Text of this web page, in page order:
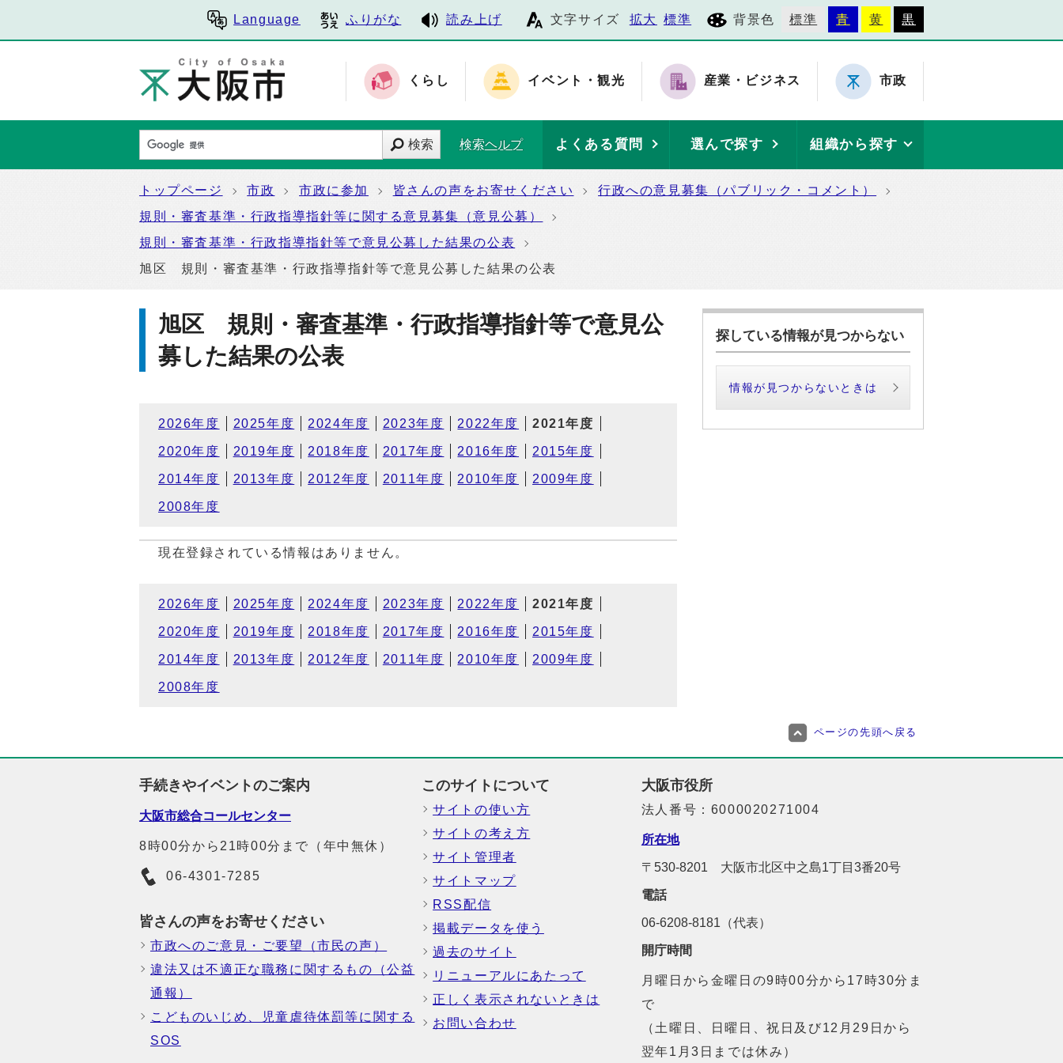
Language ふりがな 読み上げ 文字サイズ 拡大 標準 背景色 標準 青 黄 黒
くらし イベント・観光 産業・ビジネス 市政
検索 検索ヘルプ よくある質問 選んで探す 組織から探す
トップページ 市政 市政に参加 皆さんの声をお寄せください
行政への意見募集（パブリック・コメント）
規則・審査基準・行政指導指針等に関する意見募集（意見公募）
規則・審査基準・行政指導指針等で意見公募した結果の公表
旭区 規則・審査基準・行政指導指針等で意見公募した結果の公表
旭区 規則・審査基準・行政指導指針等で意見公
募した結果の公表
2026年度 2025年度 2024年度 2023年度 2022年度 2021年度
2020年度 2019年度 2018年度 2017年度 2016年度 2015年度
2014年度 2013年度 2012年度 2011年度 2010年度 2009年度
2008年度
現在登録されている情報はありません。
2026年度 2025年度 2024年度 2023年度 2022年度 2021年度
2020年度 2019年度 2018年度 2017年度 2016年度 2015年度
2014年度 2013年度 2012年度 2011年度 2010年度 2009年度
2008年度
探している情報が見つからない
情報が見つからないときは
ページの先頭へ戻る
手続きやイベントのご案内
大阪市総合コールセンター
8時00分から21時00分まで（年中無休）
06-4301-7285
皆さんの声をお寄せください
市政へのご意見・ご要望（市民の声）
違法又は不適正な職務に関するもの（公益
通報）
こどものいじめ、児童虐待体罰等に関する
SOS
このサイトについて
サイトの使い方
サイトの考え方
サイト管理者
サイトマップ
RSS配信
掲載データを使う
過去のサイト
リニューアルにあたって
正しく表示されないときは
お問い合わせ
大阪市役所
法人番号：6000020271004
所在地
〒530-8201 大阪市北区中之島1丁目3番20号
電話
06-6208-8181（代表）
開庁時間
月曜日から金曜日の9時00分から17時30分ま
で
（土曜日、日曜日、祝日及び12月29日から
翌年1月3日までは休み）